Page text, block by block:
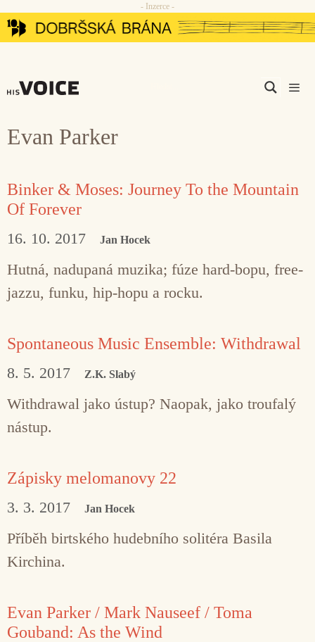
Přeskočit
na
- Inzerce -
Evan Parker
Binker & Moses: Journey To the Mountain
Of Forever
16. 10. 2017 Jan Hocek
Hutná, nadupaná muzika; fúze hard-bopu, free-
jazzu, funku, hip-hopu a rocku.
Spontaneous Music Ensemble: Withdrawal
8. 5. 2017 Z.K. Slabý
Withdrawal jako ústup? Naopak, jako troufalý
nástup.
Zápisky melomanovy 22
3. 3. 2017 Jan Hocek
Příběh birtského hudebního solitéra Basila
Kirchina.
Evan Parker / Mark Nauseef / Toma
Gouband: As the Wind